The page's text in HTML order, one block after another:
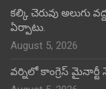
కల్కి చెరువు అలుగు
ఏర్పాటు.
August 5, 2026
వర్నిలో కాంగ్రెస్ మైనార్టీ